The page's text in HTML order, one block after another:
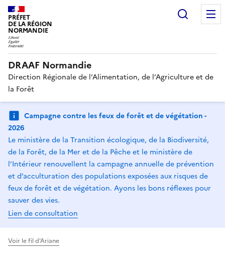
PRÉFET
DE LA RÉGION
NORMANDIE
DRAAF Normandie
Direction Régionale de l’Alimentation, de l’Agriculture et de
la Forêt
Campagne contre les feux de forêt et de végétation -
2026
Le ministère de la Transition écologique, de la Biodiversité,
de la Forêt, de la Mer et de la Pêche et le ministère de
l’Intérieur renouvellent la campagne annuelle de prévention
et d’acculturation des populations exposées aux risques de
feux de forêt et de végétation. Ayons les bons réflexes pour
sauver des vies.
Lien de consultation
Voir le fil d'Ariane